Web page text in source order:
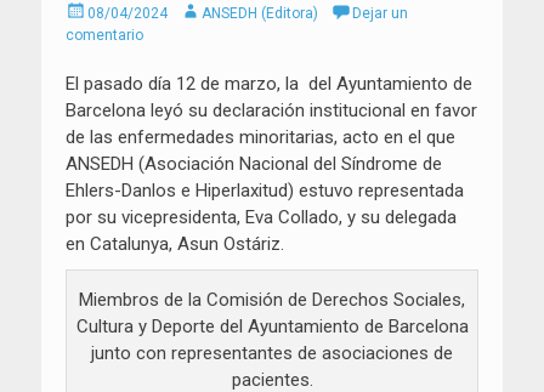
Enviado
el
08/04/2024 AutorANSEDH (Editora)
Dejar un
comentario
El pasado día 12 de marzo, la del Ayuntamiento de
Barcelona leyó su declaración institucional en favor
de las enfermedades minoritarias, acto en el que
ANSEDH (Asociación Nacional del Síndrome de
Ehlers-Danlos e Hiperlaxitud) estuvo representada
por su vicepresidenta, Eva Collado, y su delegada
en Catalunya, Asun Ostáriz.
Miembros de la Comisión de Derechos Sociales,
Cultura y Deporte del Ayuntamiento de Barcelona
junto con representantes de asociaciones de
pacientes.